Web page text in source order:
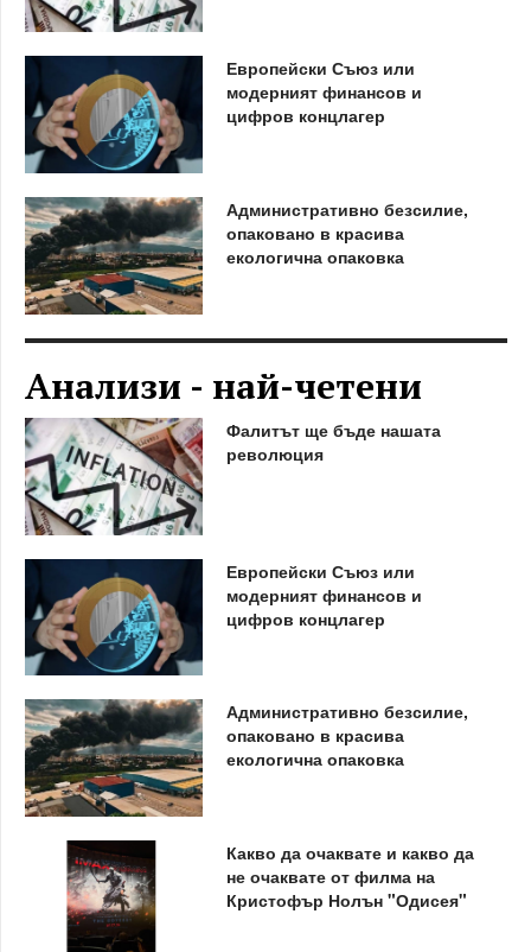
Европейски Съюз или
модерният финансов и
цифров концлагер
Административно безсилие,
опаковано в красива
екологична опаковка
Анализи - най-четени
Фалитът ще бъде нашата
революция
Европейски Съюз или
модерният финансов и
цифров концлагер
Административно безсилие,
опаковано в красива
екологична опаковка
Какво да очаквате и какво да
не очаквате от филма на
Кристофър Нолън "Одисея"